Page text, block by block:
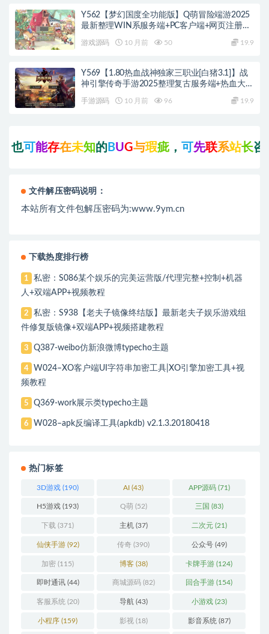
Y562【梦幻国度全功能版】Q萌冒险端游2025
最新整理WIN系服务端+PC客户端+网页注册
游戏源码 10 月前 50 19.9
Y569【1.80热血战神独家三职业[白猪3.1]】战
神引擎传奇手游2025整理复古服务端+热血大陆
手游源码 10 月前 96 19.9
能存在未知的BUG与瑕疵，可先 联系站长咨询后再
文件解压密码说明：
本站所有文件包解压密码为:www.9ym.cn
下载热度排行榜
1
私密：S086某个娱乐的完美运营版/代理完整+控制+机器
人+双端APP+视频教程
2
私密：S938【老夫子镜像终结版】最新老夫子娱乐游戏组
件修复版镜像+双端APP+视频搭建教程
3 Q387-weibo仿新浪微博typecho主题
4
W024–XO客户端UI字符串加密工具|XO引擎加密工具+视
频教程
5 Q369-work展示类typecho主题
6 W028–apk反编译工具(apkdb) v2.1.3.20180418
热门标签
3D游戏 (190) AI (43) APP源码(71)
H5游戏 (193) Q萌 (52) 三国 (83)
下载 (371) 主机(37) 二次元(21)
仙侠手游(92) 传奇 (390) 公众号(49)
加密 (115) 博客(38) 卡牌手游 (124)
即时通讯(44) 商城源码(82) 回合手游 (154)
客服系统 (20) 导航(43) 小游戏(23)
小程序 (159) 影视(18) 影音系统 (87)